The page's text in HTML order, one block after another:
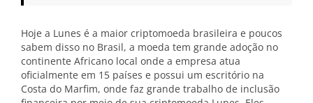
Hoje a Lunes é a maior criptomoeda brasileira e poucos
sabem disso no Brasil, a moeda tem grande adoção no
continente Africano local onde a empresa atua
oficialmente em 15 países e possui um escritório na
Costa do Marfim, onde faz grande trabalho de inclusão